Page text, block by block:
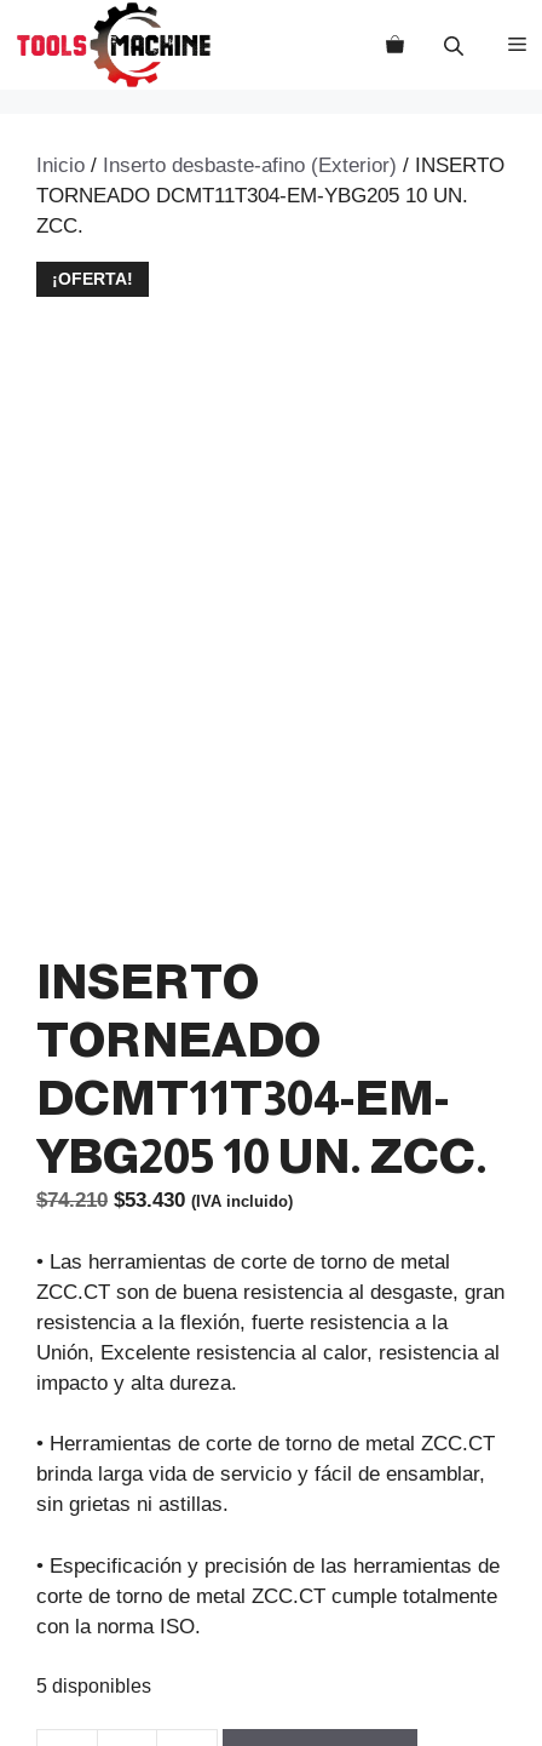
Inicio / Inserto desbaste-afino (Exterior) / INSERTO
TORNEADO DCMT11T304-EM-YBG205 10 UN.
ZCC.
¡OFERTA!
INSERTO
TORNEADO
DCMT11T304-EM-
YBG205 10 UN. ZCC.
$74.210 El
original
era:
$74.210.
$53.430El
actual
es:
$53.430.
(IVA incluido)
• Las herramientas de corte de torno de metal
ZCC.CT son de buena resistencia al desgaste, gran
resistencia a la flexión, fuerte resistencia a la
Unión, Excelente resistencia al calor, resistencia al
impacto y alta dureza.
• Herramientas de corte de torno de metal ZCC.CT
brinda larga vida de servicio y fácil de ensamblar,
sin grietas ni astillas.
• Especificación y precisión de las herramientas de
corte de torno de metal ZCC.CT cumple totalmente
con la norma ISO.
5 disponibles